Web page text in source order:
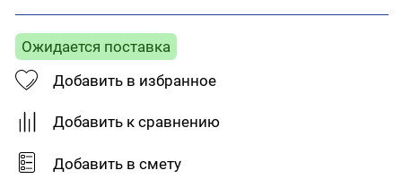
Ожидается поставка
Добавить в избранное
Добавить к сравнению
Добавить в смету